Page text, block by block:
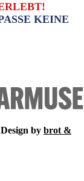
KEINE
by brot &